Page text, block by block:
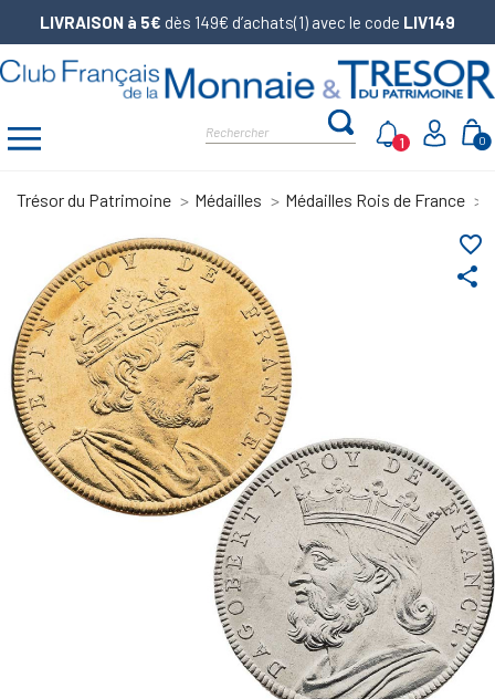
LIVRAISON à 5€ dès 149€ d’achats(1) avec le code LIV149
0
1
Trésor du Patrimoine Médailles Médailles Rois de France
share
favorite_border